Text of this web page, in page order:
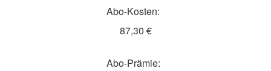
Abo-Kosten:
87,30 €
Abo-Prämie: